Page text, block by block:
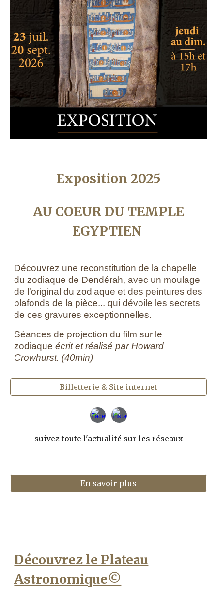
Exposition 2025
AU COEUR DU TEMPLE
EGYPTIEN
Découvrez une reconstitution de la chapelle
du zodiaque de Dendérah, avec un moulage
de l'original du zodiaque et des peintures des
plafonds de la pièce... qui dévoile les secrets
de ces gravures exceptionnelles.
Séances de projection du film sur le
zodiaqueécrit et réalisé par Howard
Crowhurst. (40min)
Billetterie & Site internet
suivez toute l'actualité sur les réseaux
En savoir plus
Découvrez le Plateau
Astronomique©